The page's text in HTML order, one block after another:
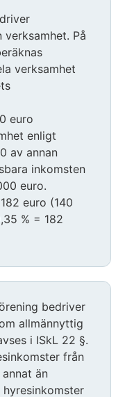
verksamhet. På
verksamhet
euro
enligt
av annan
inkomsten
euro.
euro (140
% = 182
bedriver
allmännyttig
i ISkL 22 §.
från
än